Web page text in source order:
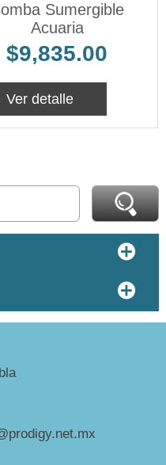
Sumergible
Acuaria
$9,835.00
Ver detalle